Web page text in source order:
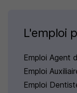
L'emploi
Emploi Agent
Emploi
Emploi